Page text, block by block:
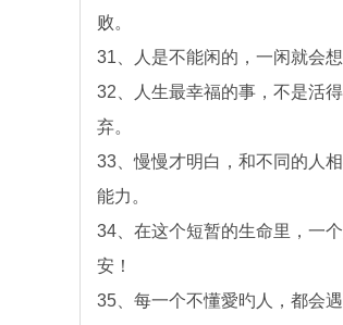
败。
31、人是不能闲的，一闲就会
32、人生最幸福的事，不是活
弃。
33、慢慢才明白，和不同的人
能力。
34、在这个短暂的生命里，一
安！
35、每一个不懂愛旳人，都会